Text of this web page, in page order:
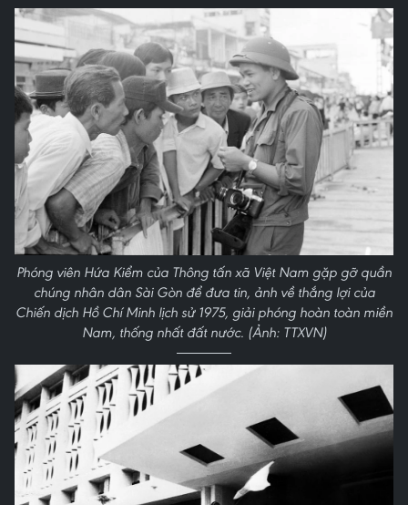
Phóng viên Hứa Kiểm của Thông tấn xã Việt Nam gặp gỡ quần
chúng nhân dân Sài Gòn để đưa tin, ảnh về thắng lợi của
Chiến dịch Hồ Chí Minh lịch sử 1975, giải phóng hoàn toàn miền
Nam, thống nhất đất nước. (Ảnh: TTXVN)